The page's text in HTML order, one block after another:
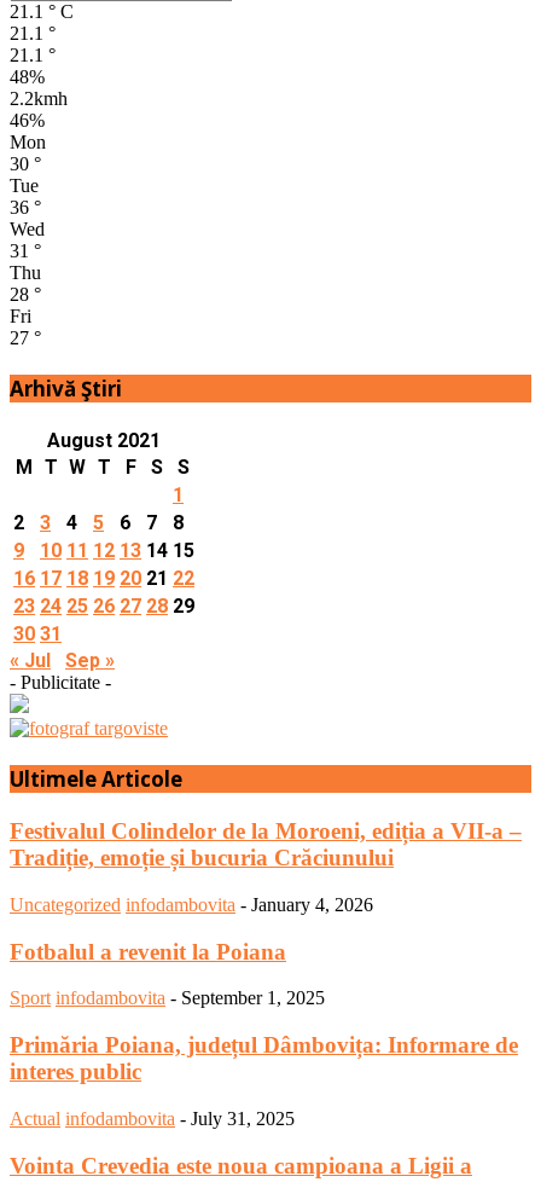
21.1 ° C
21.1 °
21.1 °
48%
2.2kmh
46%
Mon
30 °
Tue
36 °
Wed
31 °
Thu
28 °
Fri
27 °
Arhivă Ştiri
August 2021
M T W T F S
S
1
2
3 4 5 6 7
8
9
10 11 12 13 14 15
16 17 18 19 20 21 22
23 24 25 26 27 28 29
30 31
« Jul
Sep »
- Publicitate -
Ultimele Articole
Festivalul Colindelor de la Moroeni, ediția a VII-a –
Tradiție, emoție și bucuria Crăciunului
Uncategorized infodambovita - January 4, 2026
Fotbalul a revenit la Poiana
Sport infodambovita - September 1, 2025
Primăria Poiana, județul Dâmbovița: Informare de
interes public
Actual infodambovita - July 31, 2025
Vointa Crevedia este noua campioana a Ligii a